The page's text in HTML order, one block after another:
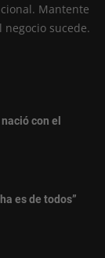
Mantente
sucede.
con el
es de todos”